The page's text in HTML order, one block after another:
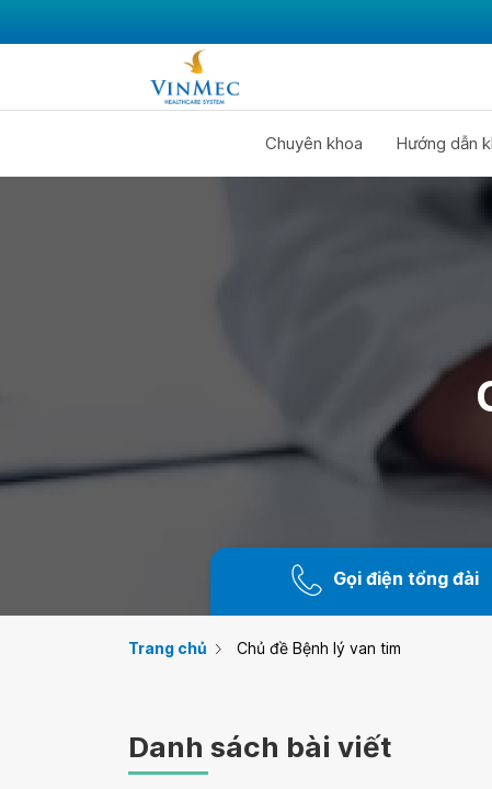
Chuyên khoa Hướng dẫn
Gọi điện tổng đài
Trang chủ Chủ đề Bệnh lý van tim
Danh sách bài viết